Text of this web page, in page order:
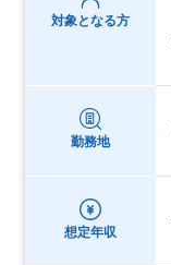
対象となる方
勤務地
想定年収